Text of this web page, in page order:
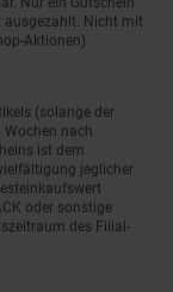
ausgezahlt. Nicht mit
Aktionen)
(solange der
nach
ist dem
jeglicher
oder sonstige
des Filial-